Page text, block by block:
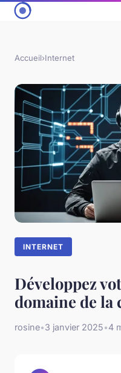
Accueil›Internet
INTERNET
Développez
domaine de
rosine•3 janvier 2025•4